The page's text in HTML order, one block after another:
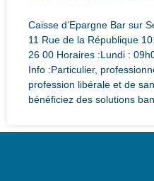
Caisse d’Epargne Bar sur
11 Rue de la République
26 00 Horaires :Lundi :
Info :Particulier,
profession libérale et de
bénéficiez des solutions